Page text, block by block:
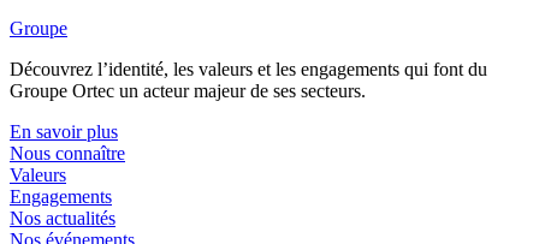
Groupe
Découvrez l’identité, les valeurs et les engagements qui font du
Groupe Ortec un acteur majeur de ses secteurs.
En savoir plus
Nous connaître
Valeurs
Engagements
Nos actualités